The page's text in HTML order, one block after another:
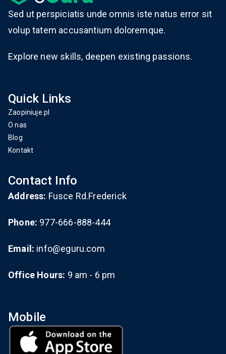
Sed ut perspiciatis unde omnis iste natus error sit
volup tatem accusantium doloremque.
Explore new skills, deepen existing passions.
Quick Links
Zaopiniuje.pl
O nas
Blog
Kontakt
Contact Info
Address: Fusce Rd.Frederick
Phone: 977-666-888-444
Email: info@eguru.com
Office Hours: 9 am - 6 pm
Mobile